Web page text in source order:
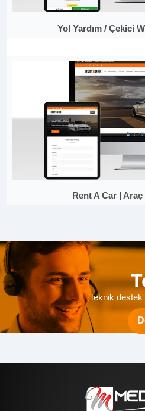
Yol Yardım / Çekici
Rent A Car |
Teknik destek